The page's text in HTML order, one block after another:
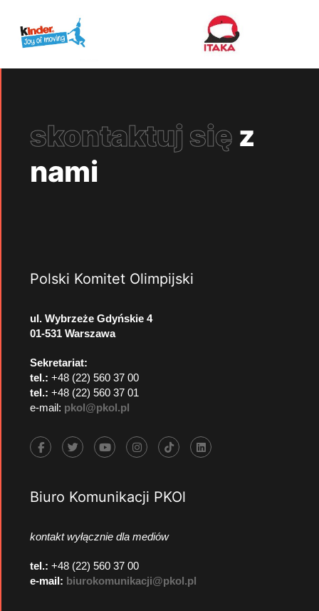
skontaktuj się z
nami
Polski Komitet Olimpijski
ul. Wybrzeże Gdyńskie 4
01-531 Warszawa
Sekretariat:
tel.: +48 (22) 560 37 00
tel.: +48 (22) 560 37 01
e-mail: pkol@pkol.pl
Biuro Komunikacji PKOl
kontakt wyłącznie dla mediów
tel.: +48 (22) 560 37 00
e-mail: biurokomunikacji@pkol.pl